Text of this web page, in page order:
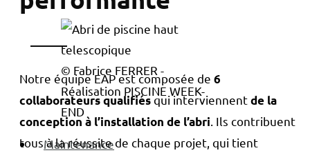
© Fabrice FERRER -
Réalisation PISCINE WEEK-
END
Maintenance
Notre équipe EAP est composée de 6
collaborateurs qualifiésqui interviennentde la
conception à l’installation de l’abri . Ils contribuent
tous à la réussite de chaque projet, qui tient